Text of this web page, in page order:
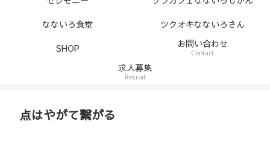
なないろ食堂
ツクオキなないろさん
SHOP
お問い合わせ
Contact
求人募集
Recruit
点はやがて繋がる